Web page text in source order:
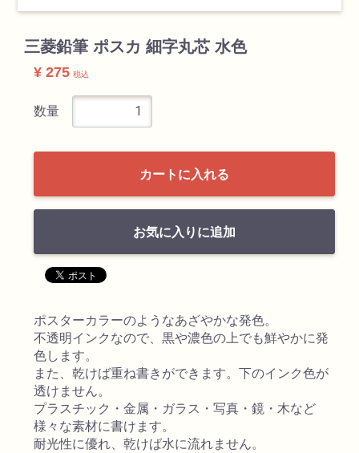
三菱鉛筆 ポスカ 細字丸芯 水色
¥ 275 税込
数量
カートに入れる
お気に入りに追加
ポスターカラーのようなあざやかな発色。
不透明インクなので、黒や濃色の上でも鮮やかに発
色します。
また、乾けば重ね書きができます。下のインク色が
透けません。
プラスチック・金属・ガラス・写真・鏡・木など
様々な素材に書けます。
耐光性に優れ、乾けば水に流れません。
油絵具